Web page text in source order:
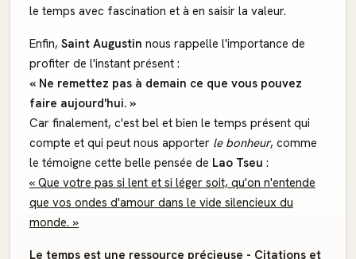
le temps avec fascination et à en saisir la valeur.
Enfin, Saint Augustin nous rappelle l'importance de
profiter de l'instant présent :
« Ne remettez pas à demain ce que vous pouvez
faire aujourd'hui. »
Car finalement, c'est bel et bien le temps présent qui
compte et qui peut nous apporter le bonheur, comme
le témoigne cette belle pensée de Lao Tseu :
« Que votre pas si lent et si léger soit, qu'on n'entende
que vos ondes d'amour dans le vide silencieux du
monde. »
Le temps est une ressource précieuse - Citations et